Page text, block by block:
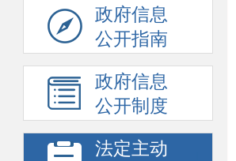
政府信息
公开指南
政府信息
公开制度
法定主动